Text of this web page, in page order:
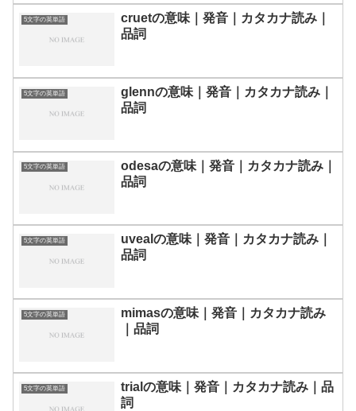
5文字の英単語
cruetの意味｜発音｜カタカナ読み｜
品詞
5文字の英単語
glennの意味｜発音｜カタカナ読み｜
品詞
5文字の英単語
odesaの意味｜発音｜カタカナ読み｜
品詞
5文字の英単語
uvealの意味｜発音｜カタカナ読み｜
品詞
5文字の英単語
mimasの意味｜発音｜カタカナ読み
｜品詞
5文字の英単語
trialの意味｜発音｜カタカナ読み｜品
詞